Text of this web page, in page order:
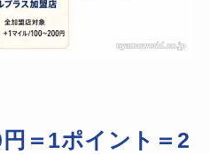
＝1ポイント＝2